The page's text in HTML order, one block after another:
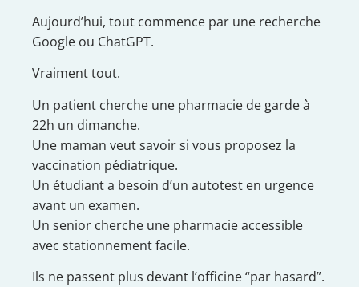
Aujourd’hui, tout commence par une recherche
Google ou ChatGPT.
Vraiment tout.
Un patient cherche une pharmacie de garde à
22h un dimanche.
Une maman veut savoir si vous proposez la
vaccination pédiatrique.
Un étudiant a besoin d’un autotest en urgence
avant un examen.
Un senior cherche une pharmacie accessible
avec stationnement facile.
Ils ne passent plus devant l’officine “par hasard”.